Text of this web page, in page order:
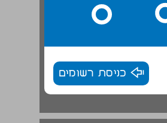
כניסת רשומים